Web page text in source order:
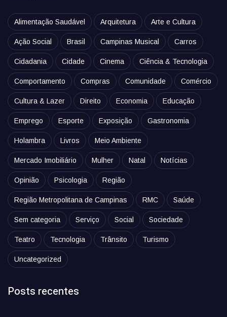
Alimentação Saudável Arquitetura Arte e Cultura
Ação Social Brasil Campinas Musical Carros
Cidadania Cidade Cinema Ciência & Tecnologia
Comportamento Compras Comunidade Comércio
Cultura & Lazer Direito Economia Educação
Emprego Esporte Exposição Gastronomia
Holambra Livros Meio Ambiente
Mercado Imobiliário Mulher Natal Notícias
Opinião Psicologia Região
Região Metropolitana de Campinas RMC Saúde
Sem categoria Serviço Social Sociedade
Teatro Tecnologia Trânsito Turismo
Uncategorized
Posts recentes